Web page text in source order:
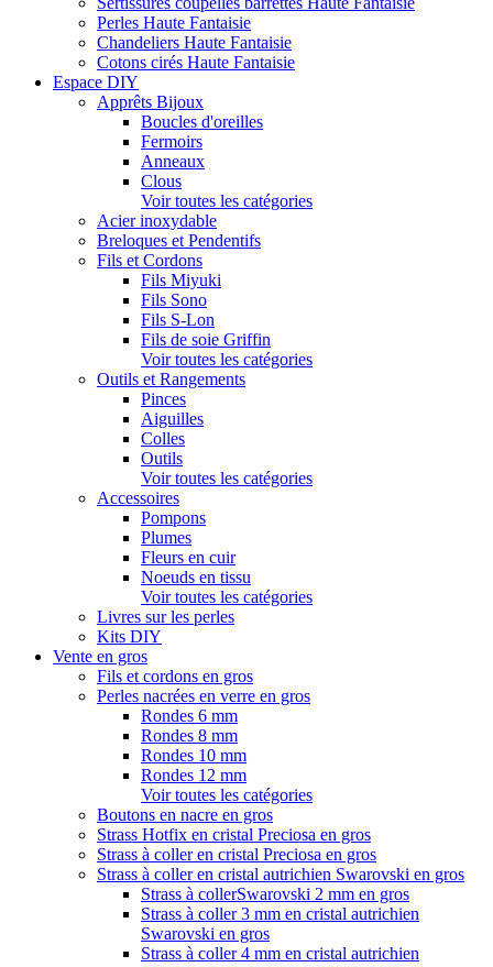
Perles Haute Fantaisie
Chandeliers Haute Fantaisie
Cotons cirés Haute Fantaisie
Espace DIY
Apprêts Bijoux
Boucles d'oreilles
Fermoirs
Anneaux
Clous
Voir toutes les catégories
Acier inoxydable
Breloques et Pendentifs
Fils et Cordons
Fils Miyuki
Fils Sono
Fils S-Lon
Fils de soie Griffin
Voir toutes les catégories
Outils et Rangements
Pinces
Aiguilles
Colles
Outils
Voir toutes les catégories
Accessoires
Pompons
Plumes
Fleurs en cuir
Noeuds en tissu
Voir toutes les catégories
Livres sur les perles
Kits DIY
Vente en gros
Fils et cordons en gros
Perles nacrées en verre en gros
Rondes 6 mm
Rondes 8 mm
Rondes 10 mm
Rondes 12 mm
Voir toutes les catégories
Boutons en nacre en gros
Strass Hotfix en cristal Preciosa en gros
Strass à coller en cristal Preciosa en gros
Strass à coller en cristal autrichien Swarovski en gros
Strass à collerSwarovski 2 mm en gros
Strass à coller 3 mm en cristal autrichien
Swarovski en gros
Strass à coller 4 mm en cristal autrichien